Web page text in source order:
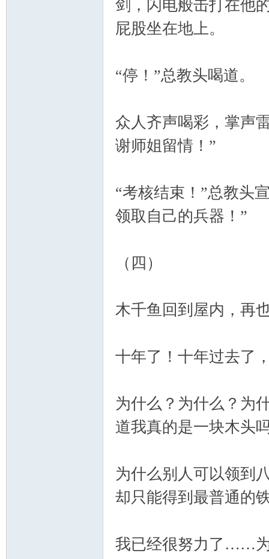
剑，闪电般击打在他
屁股坐在地上。
“停！”总教头喝道。
众人齐声喝彩，掌声
谢师姐留情！”
“考核结束！”总教头
领取自己的兵器！”
（四）
木千鱼回到屋内，再
十年了！十年过去了
为什么？为什么？为
道我真的是一块木
为什么别人可以领到
却只能得到最普通
我已经很努力了……